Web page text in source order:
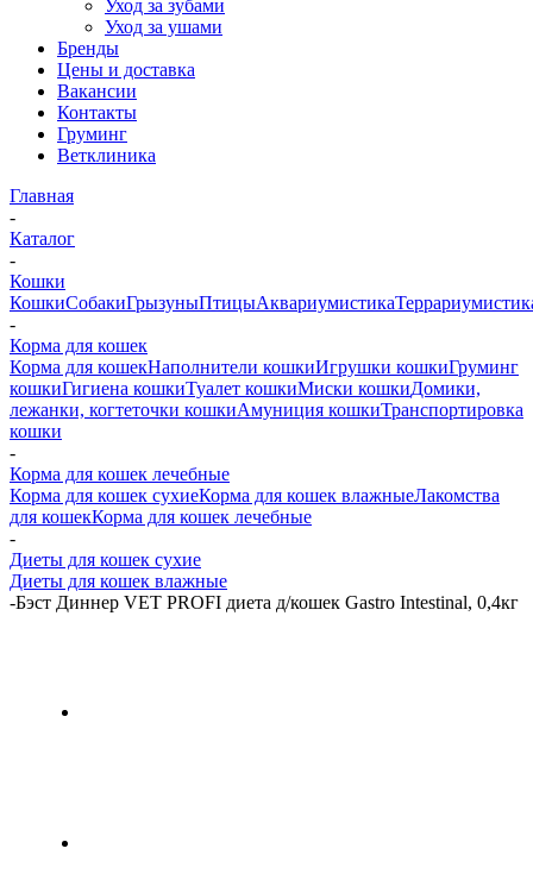
Уход за зубами
Уход за ушами
Бренды
Цены и доставка
Вакансии
Контакты
Груминг
Ветклиника
Главная
-
Каталог
-
Кошки
КошкиСобакиГрызуныПтицыАквариумистика
-
Корма для кошек
Корма для кошекНаполнители кошкиИгрушки кошкиГруминг
кошкиГигиена кошкиТуалет кошкиМиски кошкиДомики,
лежанки, когтеточки кошкиАмуниция кошкиТранспортировка
кошки
-
Корма для кошек лечебные
Корма для кошек сухиеКорма для кошек влажныеЛакомства
для кошекКорма для кошек лечебные
-
Диеты для кошек сухие
Диеты для кошек влажные
-Бэст Диннер VET PROFI диета д/кошек Gastro Intestinal, 0,4кг